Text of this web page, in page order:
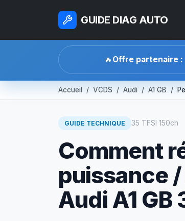
GUIDE DIAG AUTO
🔥 Offre partenaire
Accueil VCDS Audi A1 GB
GUIDE TECHNIQUE 35 TFSI 150ch
Comment
puissance
Audi A1 GB